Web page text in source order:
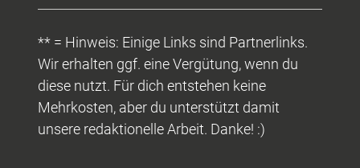
** = Hinweis: Einige Links sind Partnerlinks.
Wir erhalten ggf. eine Vergütung, wenn du
diese nutzt. Für dich entstehen keine
Mehrkosten, aber du unterstützt damit
unsere redaktionelle Arbeit. Danke! :)